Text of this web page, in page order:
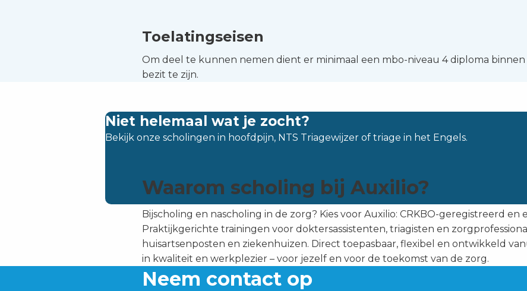
Toelatingseisen
Om deel te kunnen nemen dient er minimaal een mbo-niveau 4 diploma
bezit te zijn.
Niet helemaal wat je zocht?
Bekijk onze scholingen in hoofdpijn, NTS Triagewijzer of triage in het Engels.
Waarom scholing bij Auxilio?
Bijscholing en nascholing in de zorg? Kies voor Auxilio: CRKBO-geregistreerd en
Praktijkgerichte trainingen voor doktersassistenten, triagisten en
huisartsenposten en ziekenhuizen. Direct toepasbaar, flexibel en ontwikkeld
in kwaliteit en werkplezier – voor jezelf en voor de toekomst van de zorg.
Neem contact op